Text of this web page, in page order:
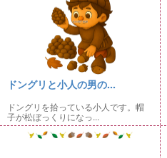
ドングリと小人の男の...
ドングリを拾っている小人です。帽
子が松ぼっくりになっ...